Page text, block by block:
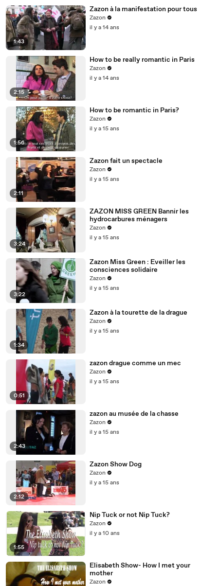
1:43
Zazon à la manifestation pour tous
Zazon
il y a 14 ans
2:15
How to be really romantic in Paris
Zazon
il y a 14 ans
1:56
How to be romantic in Paris?
Zazon
il y a 15 ans
2:11
Zazon fait un spectacle
Zazon
il y a 15 ans
3:24
ZAZON MISS GREEN Bannir les
hydrocarbures ménagers
Zazon
il y a 15 ans
3:22
Zazon Miss Green : Eveiller les
consciences solidaire
Zazon
il y a 15 ans
1:34
Zazon à la tourette de la drague
Zazon
il y a 15 ans
0:51
zazon drague comme un mec
Zazon
il y a 15 ans
2:43
zazon au musée de la chasse
Zazon
il y a 15 ans
2:12
Zazon Show Dog
Zazon
il y a 15 ans
1:55
Nip Tuck or not Nip Tuck?
Zazon
il y a 10 ans
Elisabeth Show- How I met your
mother
Zazon